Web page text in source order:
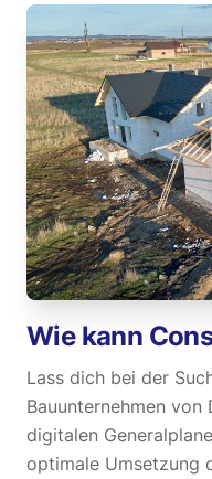
Wie kann
Lass dich bei der
Bauunternehmen
digitalen
optimale Umsetzung